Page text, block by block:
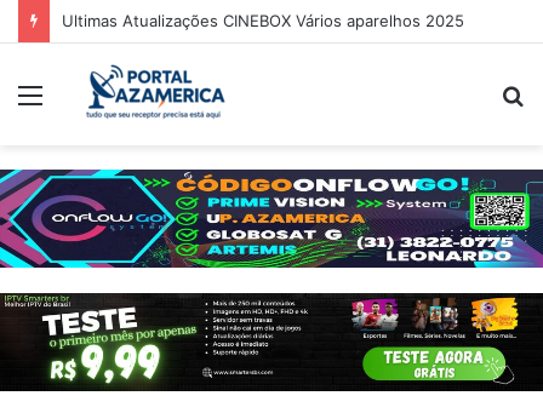
Ultimas Atualizações CINEBOX Vários aparelhos 2025